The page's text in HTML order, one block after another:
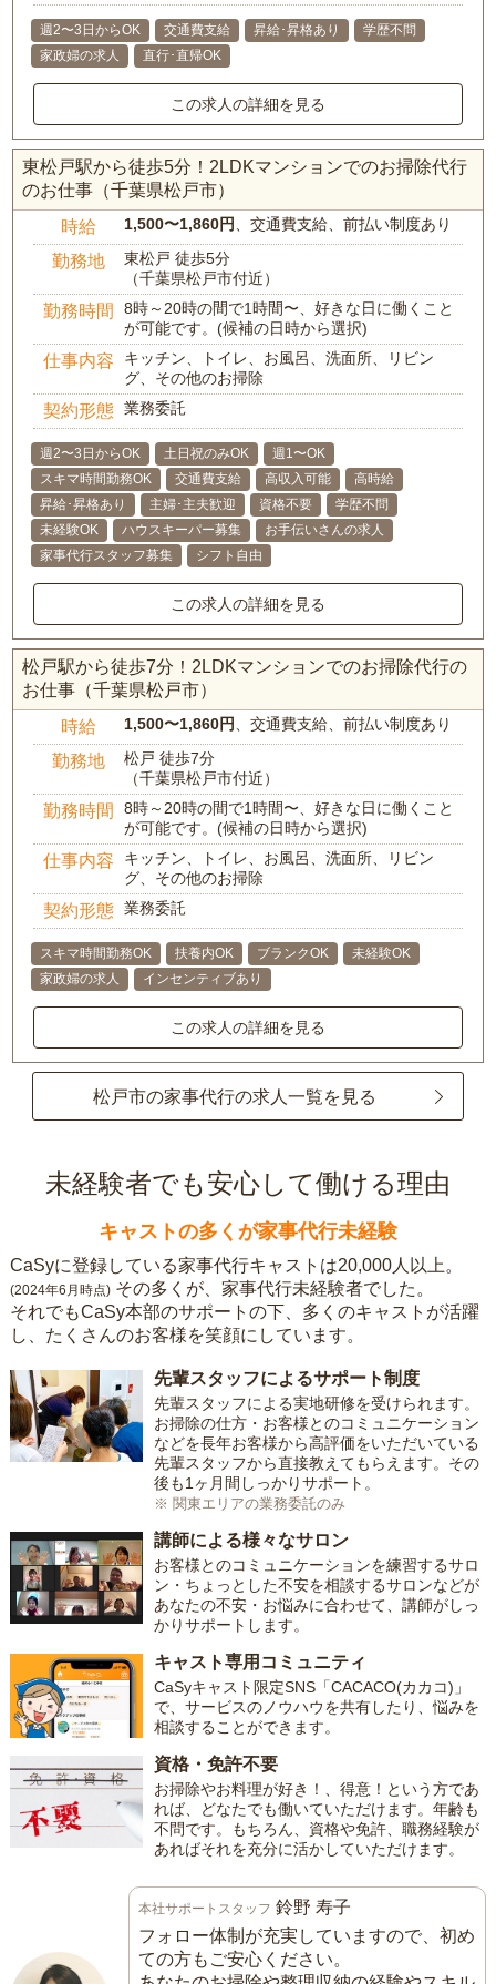
週2〜3日からOK 交通費支給 昇給･昇格あり
学歴不問
家政婦の求人
直行･直帰OK
この求人の詳細を見る
東松戸駅から徒歩5分！2LDKマンションでのお掃除代行
のお仕事（千葉県松戸市）
時給 1,500〜1,860円 、交通費支給、前払い制度あり
勤務地
東松戸 徒歩5分
（千葉県松戸市付近）
勤務時間
8時～20時の間で1時間〜、好きな日に働くこと
が可能です。(候補の日時から選択)
仕事内容
キッチン、トイレ、お風呂、洗面所、リビン
グ、その他のお掃除
契約形態 業務委託
週2〜3日からOK 土日祝のみOK
週1〜OK
スキマ時間勤務OK
交通費支給 高収入可能
高時給
昇給･昇格あり
主婦･主夫歓迎 資格不要
学歴不問
未経験OK
ハウスキーパー募集
お手伝いさんの求人
家事代行スタッフ募集
シフト自由
この求人の詳細を見る
松戸駅から徒歩7分！2LDKマンションでのお掃除代行の
お仕事（千葉県松戸市）
時給 1,500〜1,860円 、交通費支給、前払い制度あり
勤務地
松戸 徒歩7分
（千葉県松戸市付近）
勤務時間
8時～20時の間で1時間〜、好きな日に働くこと
が可能です。(候補の日時から選択)
仕事内容
キッチン、トイレ、お風呂、洗面所、リビン
グ、その他のお掃除
契約形態 業務委託
スキマ時間勤務OK 扶養内OK ブランクOK
未経験OK
家政婦の求人
インセンティブあり
この求人の詳細を見る
松戸市の家事代行の求人一覧を見る
未経験者でも安心して働ける理由
キャストの多くが家事代行未経験
CaSyに登録している家事代行キャストは20,000人以上。
(2024年6月時点) その多くが、家事代行未経験者でした。
それでもCaSy本部のサポートの下、多くのキャストが活躍
し、たくさんのお客様を笑顔にしています。
先輩スタッフによるサポート制度
先輩スタッフによる実地研修を受けられます。
お掃除の仕方・お客様とのコミュニケーション
などを長年お客様から高評価をいただいている
先輩スタッフから直接教えてもらえます。その
後も1ヶ月間しっかりサポート。
※ 関東エリアの業務委託のみ
講師による様々なサロン
お客様とのコミュニケーションを練習するサロ
ン・ちょっとした不安を相談するサロンなどが
あなたの不安・お悩みに合わせて、講師がしっ
かりサポートします。
キャスト専用コミュニティ
CaSyキャスト限定SNS「CACACO(カカコ)」
で、サービスのノウハウを共有したり、悩みを
相談することができます。
資格・免許不要
お掃除やお料理が好き！、得意！という方であ
れば、どなたでも働いていただけます。年齢も
不問です。もちろん、資格や免許、職務経験が
あればそれを充分に活かしていただけます。
本社サポートスタッフ 鈴野 寿子
フォロー体制が充実していますので、初め
ての方もご安心ください。